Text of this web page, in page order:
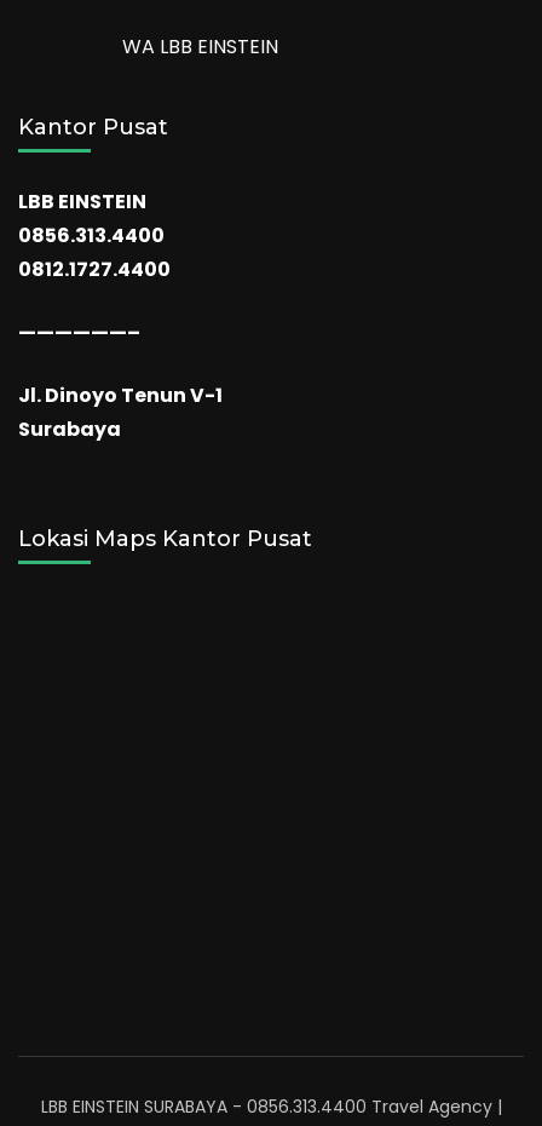
WA LBB EINSTEIN
Kantor Pusat
LBB EINSTEIN
0856.313.4400
0812.1727.4400
——————–
Jl. Dinoyo Tenun V-1
Surabaya
Lokasi Maps Kantor Pusat
LBB EINSTEIN SURABAYA - 0856.313.4400 Travel Agency |